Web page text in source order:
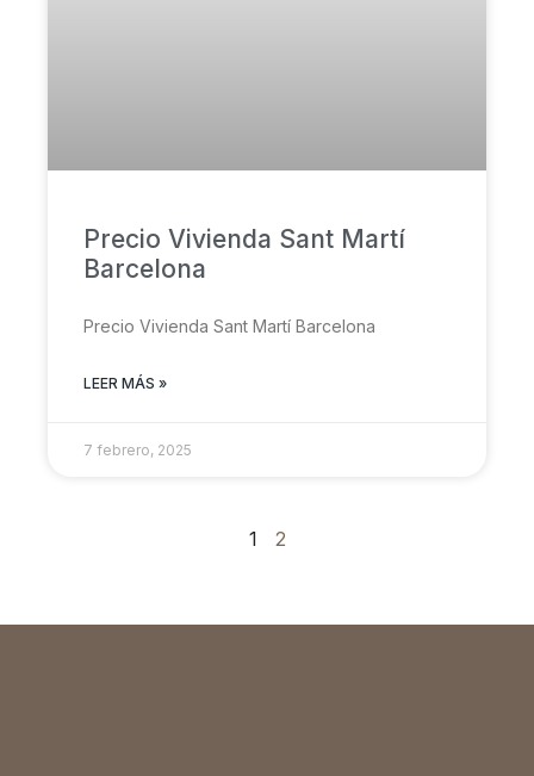
Precio Vivienda Sant Martí
Barcelona
Precio Vivienda Sant Martí Barcelona
LEER MÁS »
7 febrero, 2025
1 2